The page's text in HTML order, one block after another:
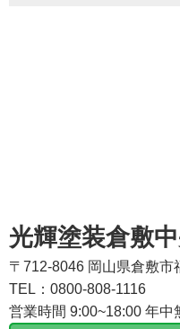
光輝塗装倉敷
〒712-8046 岡山県倉敷市
TEL：0800-808-1116
営業時間 9:00~18:00 年中